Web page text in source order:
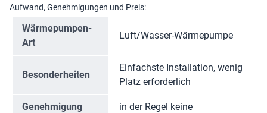
Aufwand, Genehmigungen und Preis:
Wärmepumpen-
Art
Luft/Wasser-Wärmepumpe
Besonderheiten
Einfachste Installation, wenig
Platz erforderlich
Genehmigung in der Regel keine